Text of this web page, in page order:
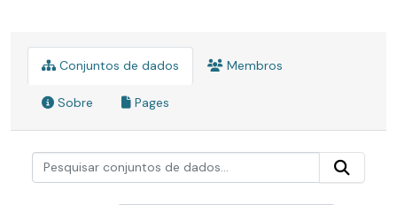
Conjuntos de dados Membros
Sobre Pages